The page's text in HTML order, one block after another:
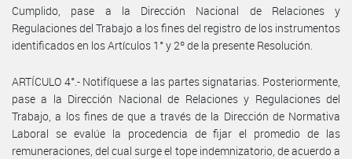
Cumplido, pase a la Dirección Nacional de Relaciones y
Regulaciones del Trabajo a los fines del registro de los instrumentos
identificados en los Artículos 1° y 2º de la presente Resolución.
ARTÍCULO 4°.- Notifíquese a las partes signatarias. Posteriormente,
pase a la Dirección Nacional de Relaciones y Regulaciones del
Trabajo, a los fines de que a través de la Dirección de Normativa
Laboral se evalúe la procedencia de fijar el promedio de las
remuneraciones, del cual surge el tope indemnizatorio, de acuerdo a